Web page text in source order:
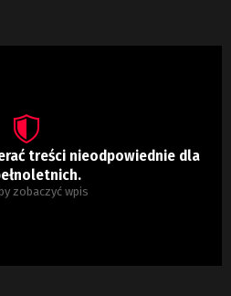
treści nieodpowiednie dla
zobaczyć wpis